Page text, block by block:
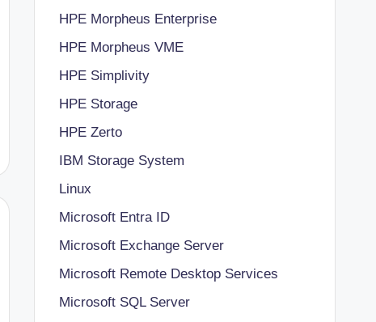
HPE Morpheus Enterprise
HPE Morpheus VME
HPE Simplivity
HPE Storage
HPE Zerto
IBM Storage System
Linux
Microsoft Entra ID
Microsoft Exchange Server
Microsoft Remote Desktop Services
Microsoft SQL Server